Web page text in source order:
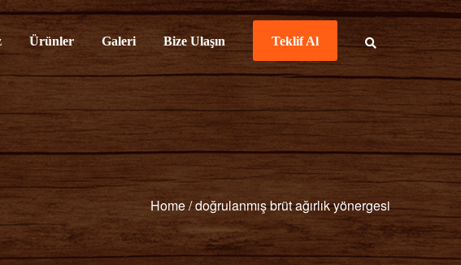
Ürünler Galeri Bize Ulaşın Teklif Al
Home/doğrulanmış brüt ağırlık yönergesi